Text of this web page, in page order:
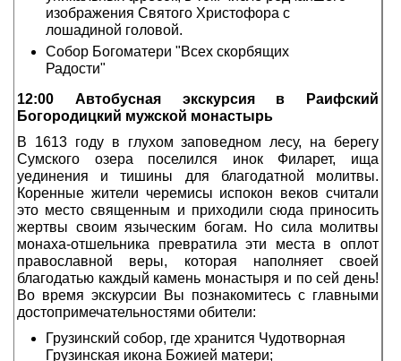
изображения Святого Христофора с
лошадиной головой.
Собор Богоматери "Всех скорбящих
Радости"
12:00 Автобусная экскурсия в Раифский
Богородицкий мужской монастырь
В 1613 году в глухом заповедном лесу, на берегу
Сумского озера поселился инок Филарет, ища
уединения и тишины для благодатной молитвы.
Коренные жители черемисы испокон веков считали
это место священным и приходили сюда приносить
жертвы своим языческим богам. Но сила молитвы
монаха-отшельника превратила эти места в оплот
православной веры, которая наполняет своей
благодатью каждый камень монастыря и по сей день!
Во время экскурсии Вы познакомитесь с главными
достопримечательностями обители:
Грузинский собор, где хранится Чудотворная
Грузинская икона Божией матери;